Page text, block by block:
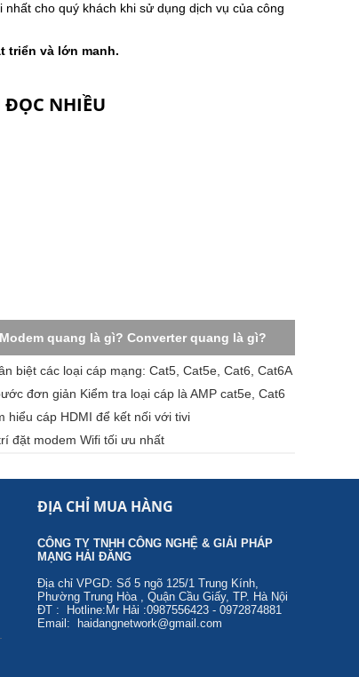
cho quý khách khi sử dụng dịch vụ của công
triển và lớn manh.
NHIỀU
Modem quang là gì? Converter quang là gì?
biệt các loại cáp mạng: Cat5, Cat5e, Cat6, Cat6A
đơn giản Kiểm tra loại cáp là AMP cat5e, Cat6
chính hãng
hiểu cáp HDMI để kết nối với tivi
đặt modem Wifi tối ưu nhất
ĐỊA CHỈ MUA HÀNG
CÔNG TY TNHH CÔNG NGHỆ & GIẢI PHÁP
MẠNG HẢI ĐĂNG
Địa chỉ VPGD: Số 5 ngõ 125/1 Trung Kính,
Phường Trung Hòa , Quận Cầu Giấy, TP. Hà Nội
ĐT : Hotline:Mr Hải :0987556423 - 0972874881
Email: haidangnetwork@gmail.com